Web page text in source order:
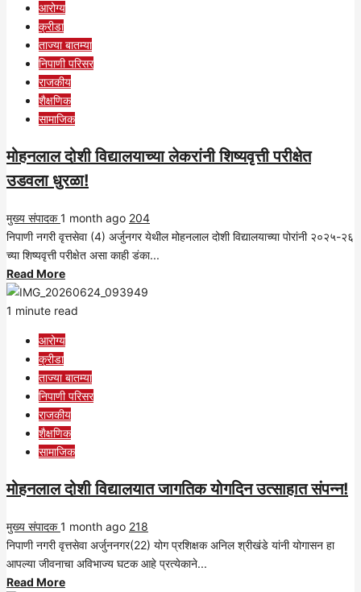
चिकाटी
कठोर
परिश्रम
या
त्रिसूत्रीचा
अवलंब
केल्यास
जीवनाच्या
सर्वच
उत्तुंग
यश
मिळवता
येते-
आशिषभाई
शाह
आरोग्य
क्रीडा
ताज्या बातम्या
निपाणी परिसर
राजकीय
शैक्षणिक
सामाजिक
मोहनलाल दोशी विद्यालयाच्या लेकरांनी शिष्यवृत्ती परीक्षेत
उडवला धुरळा!
मुख्य संपादक1 month ago 204
निपाणी नगरी वृत्तसेवा (4) अर्जुनगर येथील मोहनलाल दोशी विद्यालयाच्या पोरांनी २०२५-२६
च्या शिष्यवृत्ती परीक्षेत असा काही डंका...
Read MoreRead
more
about
दोशी
लेकरांनी
शिष्यवृत्ती
परीक्षेत
उडवला
धुरळा!
1 minute read
आरोग्य
क्रीडा
ताज्या बातम्या
निपाणी परिसर
राजकीय
शैक्षणिक
सामाजिक
मोहनलाल दोशी विद्यालयात जागतिक योगदिन उत्साहात संपन्न!
मुख्य संपादक1 month ago 218
निपाणी नगरी वृत्तसेवा अर्जुननगर(22) योग प्रशिक्षक अनिल श्रीखंडे यांनी योगासन हा
आपल्या जीवनाचा अविभाज्य घटक आहे प्रत्येकाने...
Read MoreRead